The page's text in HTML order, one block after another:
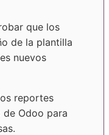
que los
de la plantilla
nuevos
reportes
Odoo para